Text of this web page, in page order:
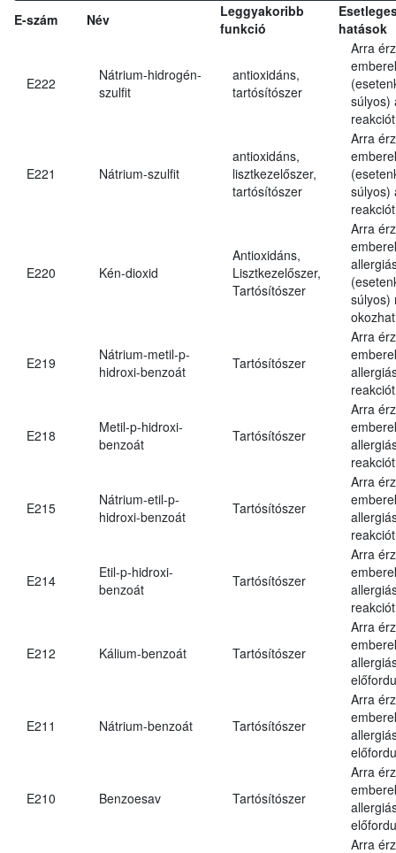
E-szám Név
Leggyakoribb
funkció
hatások
E222
Nátrium-hidrogén-
szulfit
antioxidáns,
tartósítószer
Arra
súlyos)
E221 Nátrium-szulfit
antioxidáns,
lisztkezelőszer,
tartósítószer
Arra
súlyos)
E220 Kén-dioxid
Antioxidáns,
Lisztkezelőszer,
Tartósítószer
Arra
súlyos)
E219
Nátrium-metil-p-
hidroxi-benzoát
Tartósítószer
Arra
E218
Metil-p-hidroxi-
benzoát
Tartósítószer
Arra
E215
Nátrium-etil-p-
hidroxi-benzoát
Tartósítószer
Arra
E214
Etil-p-hidroxi-
benzoát
Tartósítószer
Arra
E212 Kálium-benzoát Tartósítószer
Arra
E211 Nátrium-benzoát Tartósítószer
Arra
E210 Benzoesav Tartósítószer
Arra
Arra